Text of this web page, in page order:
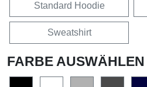
Standard Hoodie
Sweatshirt
FARBE AUSWÄHLEN